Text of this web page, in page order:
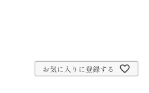
お気に入りに登録する